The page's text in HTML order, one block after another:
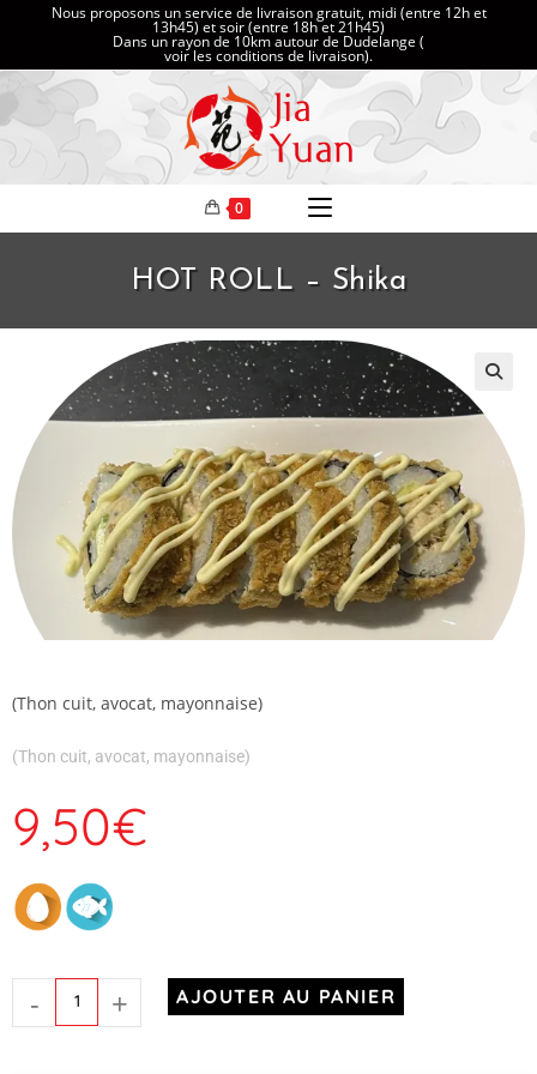
Nous proposons un service de livraison gratuit, midi (entre 12h et
13h45) et soir (entre 18h et 21h45)
Dans un rayon de 10km autour de Dudelange (
voir les conditions de livraison).
0
HOT ROLL – Shika
(Thon cuit, avocat, mayonnaise)
(Thon cuit, avocat, mayonnaise)
9,50€
- + AJOUTER AU PANIER